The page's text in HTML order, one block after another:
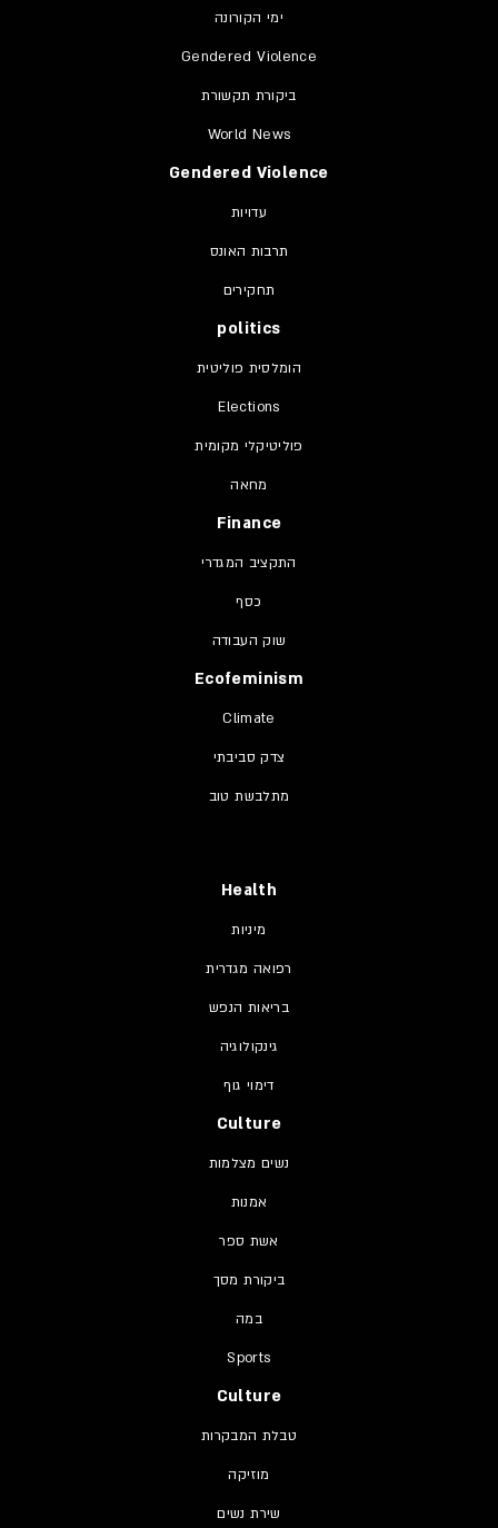
ימי הקורונה
Gendered Violence
ביקורת תקשורת
World News
Gendered Violence
עדויות
תרבות האונס
תחקירים
politics
הומלסית פוליטית
Elections
פוליטיקלי מקומית
מחאה
Finance
התקציב המגדרי
כסף
שוק העבודה
Ecofeminism
Climate
צדק סביבתי
מתלבשת טוב
Health
מיניות
רפואה מגדרית
בריאות הנפש
גינקולוגיה
דימוי גוף
Culture
נשים מצלמות
אמנות
אשת ספר
ביקורת מסך
במה
Sports
Culture
טבלת המבקרות
מוזיקה
שירת נשים